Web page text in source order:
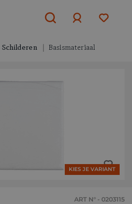
Schilderen Basismateriaal
KIES JE VARIANT
ART N° - 0203115